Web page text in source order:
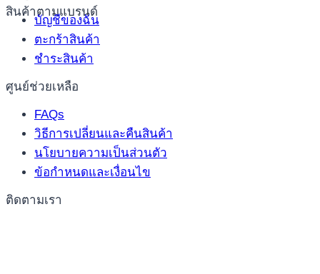
สินค้าตามแบรนด์
บัญชีของฉัน
ตะกร้าสินค้า
ชำระสินค้า
ศูนย์ช่วยเหลือ
FAQs
วิธีการเปลี่ยนและคืนสินค้า
นโยบายความเป็นส่วนตัว
ข้อกำหนดและเงื่อนไข
ติดตามเรา